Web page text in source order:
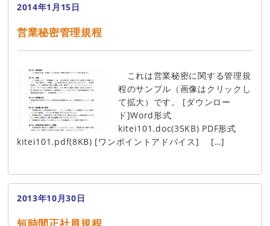
2014年1月15日
営業秘密管理規程
これは営業秘密に関する管理規
程のサンプル（画像はクリックし
て拡大）です。 [ダウンロー
ド]Word形式
kitei101.doc(35KB) PDF形式
kitei101.pdf(8KB) [ワンポイントアドバイス] […]
2013年10月30日